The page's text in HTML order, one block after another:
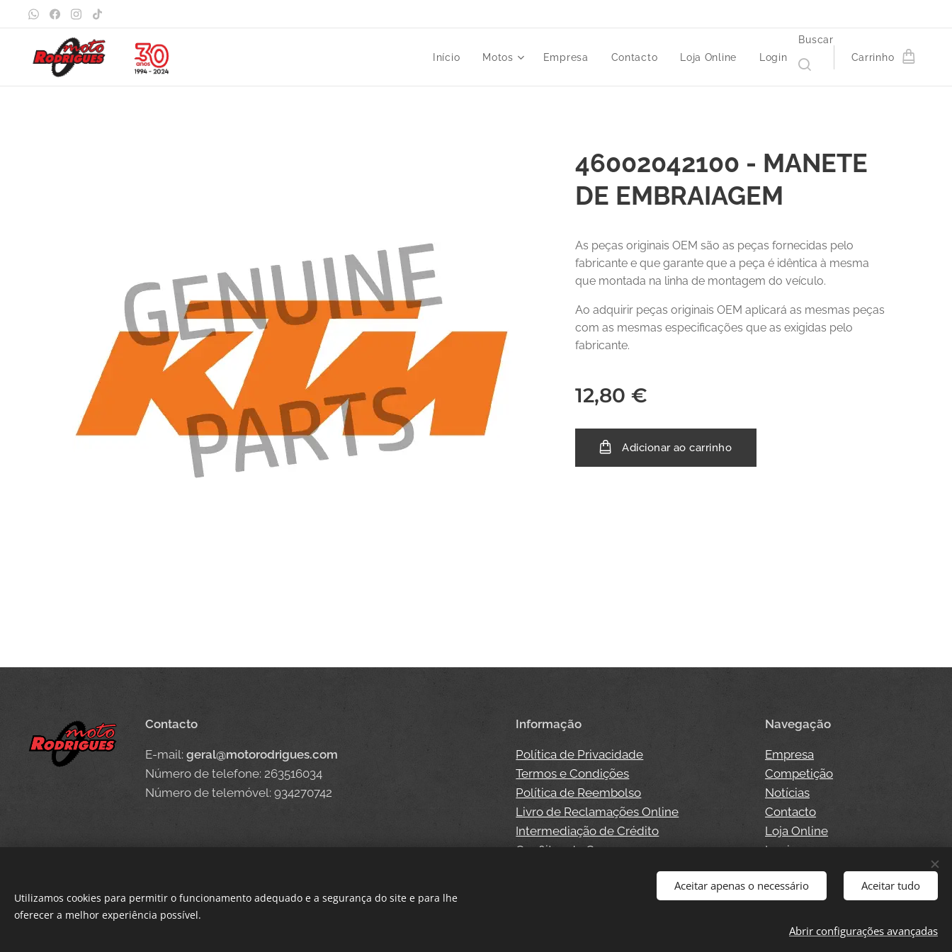
Início Motos Empresa Contacto Loja Online Login
Buscar
Carrinho
46002042100 - MANETE
DE EMBRAIAGEM
As peças originais OEM são as peças fornecidas pelo
fabricante e que garante que a peça é idêntica à mesma
que montada na linha de montagem do veículo.
Ao adquirir peças originais OEM aplicará as mesmas peças
com as mesmas especificações que as exigidas pelo
fabricante.
12,80 €
Adicionar ao carrinho
Contacto
E-mail: geral@motorodrigues.com
Número de telefone: 263516034
Número de telemóvel: 934270742
Informação
Política de Privacidade
Termos e Condições
Política de Reembolso
Livro de Reclamações Online
Intermediação de Crédito
Conflitos de Consumo
Navegação
Empresa
Competição
Notícias
Contacto
Loja Online
Login
Utilizamos cookies para permitir o funcionamento adequado e a segurança do site e para lhe
oferecer a melhor experiência possível.
Aceitar apenas o necessário Aceitar tudo
Abrir configurações avançadas